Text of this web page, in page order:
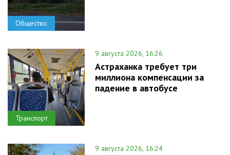
Общество
Транспорт
9 августа 2026, 16:26
Астраханка требует три
миллиона компенсации за
падение в автобусе
9 августа 2026, 16:24